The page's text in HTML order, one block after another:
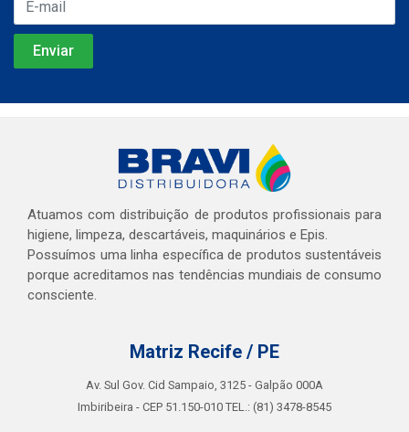
Atuamos com distribuição de produtos profissionais para
higiene, limpeza, descartáveis, maquinários e Epis.
Possuímos uma linha específica de produtos sustentáveis
porque acreditamos nas tendências mundiais de consumo
consciente.
Matriz Recife / PE
Av. Sul Gov. Cid Sampaio, 3125 - Galpão 000A
Imbiribeira - CEP 51.150-010 TEL.: (81) 3478-8545